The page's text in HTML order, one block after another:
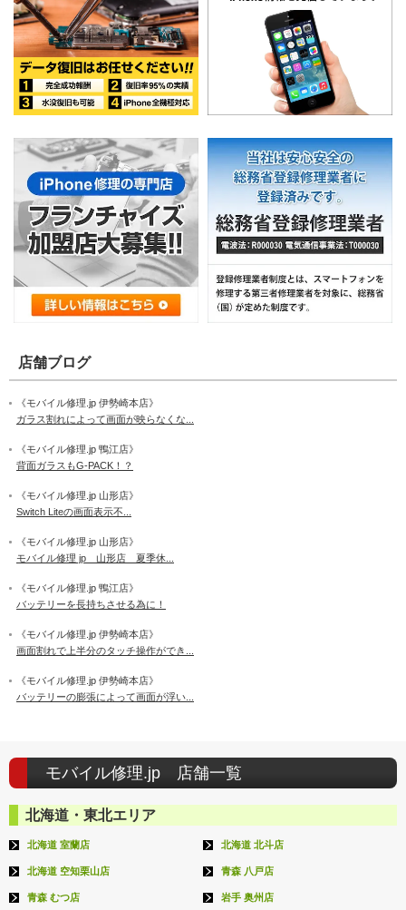
店舗ブログ
《モバイル修理.jp 伊勢崎本店》
ガラス割れによって画面が映らなくな...
《モバイル修理.jp 鴨江店》
背面ガラスもG-PACK！？
《モバイル修理.jp 山形店》
Switch Liteの画面表示不...
《モバイル修理.jp 山形店》
モバイル修理 jp 山形店 夏季休...
《モバイル修理.jp 鴨江店》
バッテリーを長持ちさせる為に！
《モバイル修理.jp 伊勢崎本店》
画面割れで上半分のタッチ操作ができ...
《モバイル修理.jp 伊勢崎本店》
バッテリーの膨張によって画面が浮い...
モバイル修理.jp 店舗一覧
北海道・東北エリア
北海道 室蘭店 北海道 北斗店
北海道 空知栗山店 青森 八戸店
青森 むつ店 岩手 奥州店